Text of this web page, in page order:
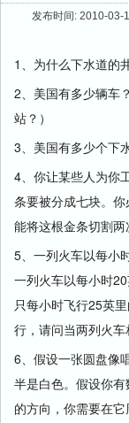
发布时间: 2010-
1、为什么下水道的
2、美国有多少辆车
站？）
3、美国有多少个下
4、你让某些人为你
条要被分成七块。
能将这根金条切割
5、一列火车以每小
一列火车以每小时
只每小时飞行25英
行，请问当两列火
6、假设一张圆盘像
半是白色。假设你
的方向，你需要在